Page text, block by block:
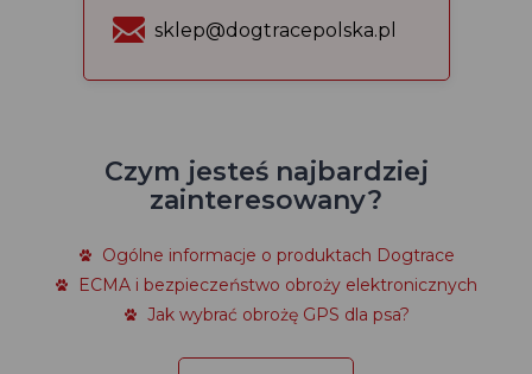
sklep@dogtracepolska.pl
Czym jesteś najbardziej
zainteresowany?
Ogólne informacje o produktach Dogtrace
ECMA i bezpieczeństwo obroży elektronicznych
Jak wybrać obrożę GPS dla psa?